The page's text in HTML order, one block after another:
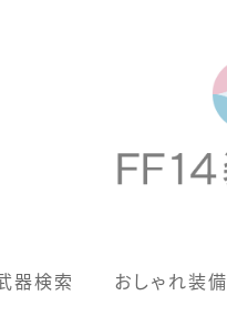
器検索 おしゃれ装備
男女別デザイン